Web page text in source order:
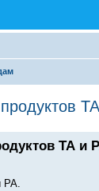
ТА и
РА.